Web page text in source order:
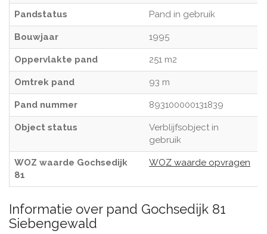
Pandstatus Pand in gebruik
Bouwjaar 1995
Oppervlakte pand 251 m2
Omtrek pand 93 m
Pand nummer 893100000131839
Object status
Verblijfsobject in
gebruik
WOZ waarde Gochsedijk
81
WOZ waarde opvragen
Informatie over pand Gochsedijk 81
Siebengewald